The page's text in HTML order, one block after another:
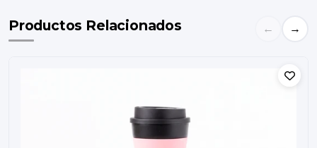
Productos Relacionados ← →